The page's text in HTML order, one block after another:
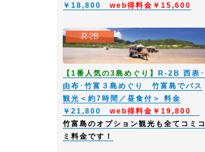
￥18,800 web得料金￥15,600
R-2B
【1番人気の3島めぐり】 R-2B 西表･
由布･竹富３島めぐり 竹富島でバス
観光＜約7時間／昼食付＞ 料金
￥21,800 web得料金￥19,800
竹富島のオプション観光も全てコミコ
ミ料金です！